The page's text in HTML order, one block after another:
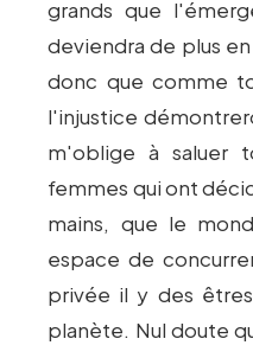
grands que
deviendra de plus
donc que comme
l'injustice
m'oblige à saluer
femmes qui ont
mains, que le
espace de
privée il y des
planète. Nul doute